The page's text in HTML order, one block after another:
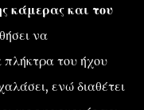
κάμερας και του
να
του ήχου
ενώ διαθέτει